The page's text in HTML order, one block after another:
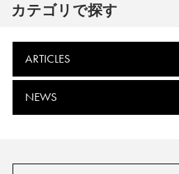
カテゴリで探す
ARTICLES
NEWS